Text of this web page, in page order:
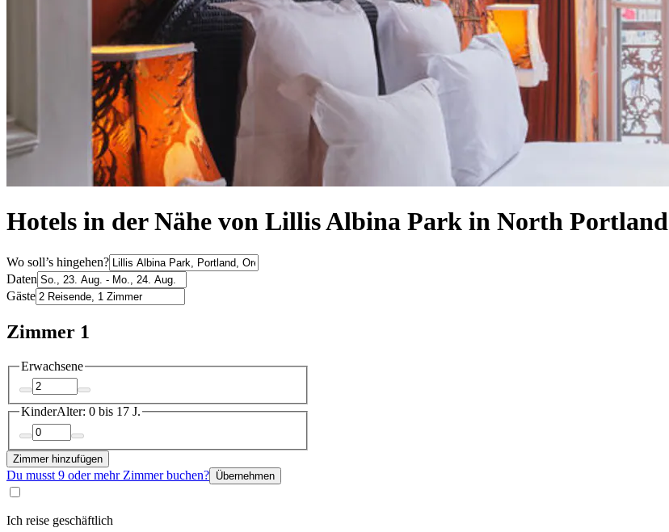
Hotels in der Nähe von Lillis Albina Park in North Portland
Wo soll’s hingehen?
Daten
Gäste
Zimmer 1
Erwachsene
KinderAlter: 0 bis 17 J.
Zimmer hinzufügen
Du musst 9 oder mehr Zimmer buchen? Übernehmen
Ich reise geschäftlich